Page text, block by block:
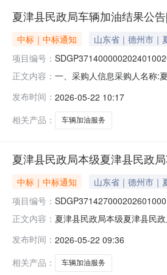
夏津县民政局车辆加油结果公
中标｜中标通知 山东省｜德州市｜
项目编号：
正文内容： 一、采购人信息采购人名称:
油框架协议合同授予阶段项
发布时间： 2026-05-22 10:17
相关产品：
车辆加油服务
夏津县民政局本级夏津县民政
中标｜中标通知 山东省｜德州市｜
项目编号：
正文内容： 夏津县民政局本级夏津县民
化销售股份有限公司山东德
发布时间： 2026-05-22 09:36
相关产品：
车辆加油服务